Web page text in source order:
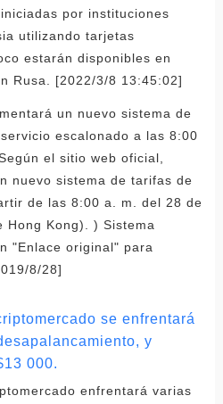
por instituciones
utilizando tarjetas
estarán disponibles en
Rusa. [2022/3/8 13:45:02]
un nuevo sistema de
escalonado a las 8:00
el sitio web oficial,
nuevo sistema de tarifas de
de las 8:00 a. m. del 28 de
Hong Kong). ) Sistema
"Enlace original" para
8/28]
se enfrentará
y
000.
enfrentará varias